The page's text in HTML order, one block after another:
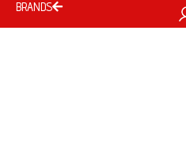
BRANDS